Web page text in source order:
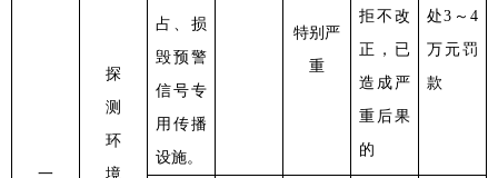
一
探
测
环
境
占、损
毁预警
信号专
用传播
设施。
特别严
重
拒不改
正，已
造成严
重后果
的
处3～4
万元罚
款